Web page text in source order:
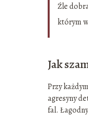
Źle
którym
Jak
Przy
agresyny
fal.